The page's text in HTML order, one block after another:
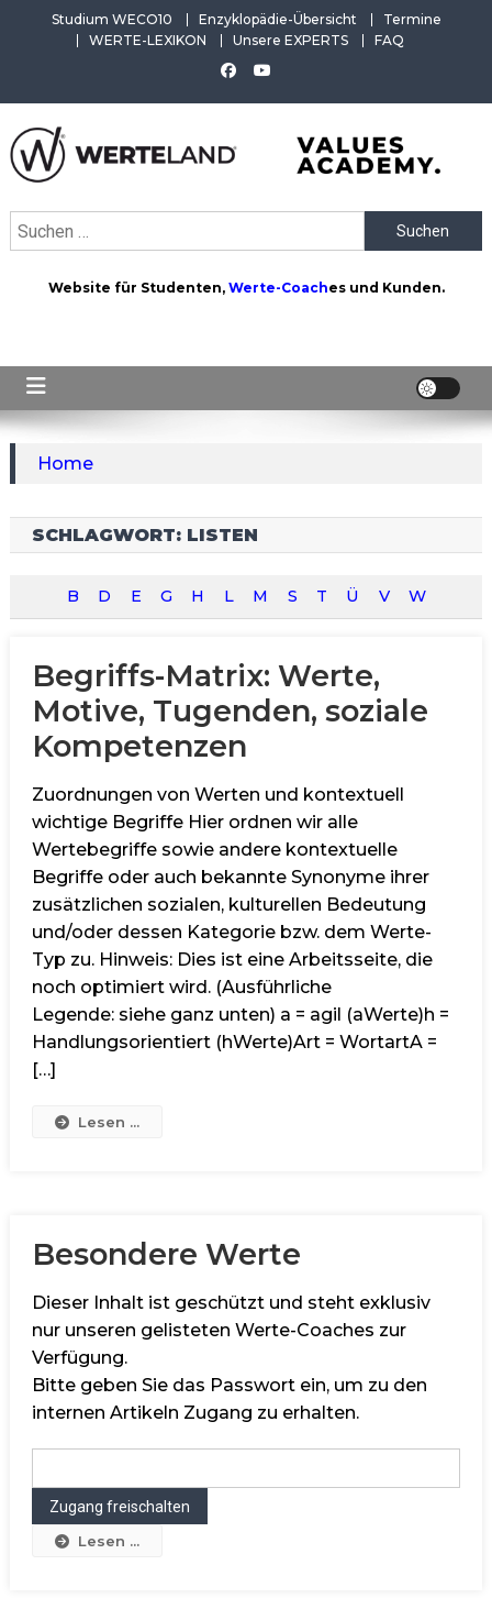
Studium WECO10 Enzyklopädie-Übersicht
Termine
WERTE-LEXIKON
Unsere EXPERTS FAQ
Akademie. Wertvolles für Werte-Coaches.
Suchen
nach:
Website für Studenten, Werte-Coaches und Kunden.
Home
SCHLAGWORT: LISTEN
B D E G H L M S T Ü V W
Begriffs-Matrix: Werte,
Motive, Tugenden, soziale
Kompetenzen
Zuordnungen von Werten und kontextuell
wichtige Begriffe Hier ordnen wir alle
Wertebegriffe sowie andere kontextuelle
Begriffe oder auch bekannte Synonyme ihrer
zusätzlichen sozialen, kulturellen Bedeutung
und/oder dessen Kategorie bzw. dem Werte-
Typ zu. Hinweis: Dies ist eine Arbeitsseite, die
noch optimiert wird. (Ausführliche
Legende: siehe ganz unten) a = agil (aWerte)h =
Handlungsorientiert (hWerte)Art = WortartA =
[…]
Lesen ...
Besondere Werte
Dieser Inhalt ist geschützt und steht exklusiv
nur unseren gelisteten Werte-Coaches zur
Verfügung.
Bitte geben Sie das Passwort ein, um zu den
internen Artikeln Zugang zu erhalten.
Lesen ...